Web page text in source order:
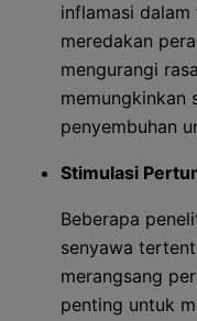
inflamasi dalam
meredakan
mengurangi
memungkinkan
penyembuhan
Stimulasi
Beberapa
senyawa
merangsang
penting untuk